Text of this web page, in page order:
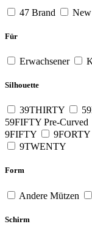
47 Brand
Für
Erwachsener
Silhouette
39THIRTY
59FIFTY Pre-Curved
9FIFTY
9FORTY
9TWENTY
Form
Andere Mützen
Schirm